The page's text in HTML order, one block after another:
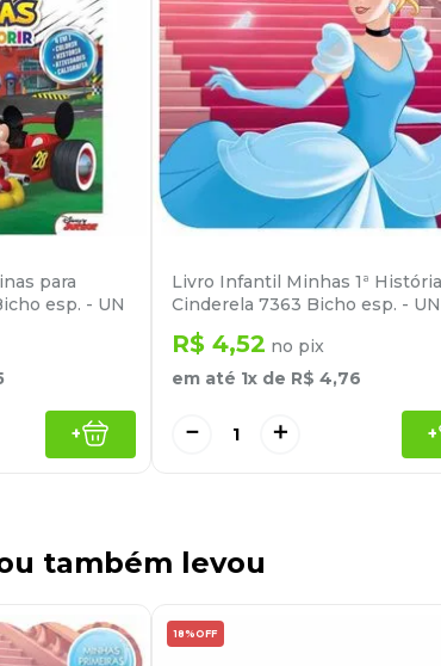
para
esp. - UN
+
Livro Infantil Minhas 1ª
Cinderela 7363 Bicho esp. - UN
R$ 4,52 no pix
em até 1x de R$ 4,76
＋
－ +
também levou
18% OFF